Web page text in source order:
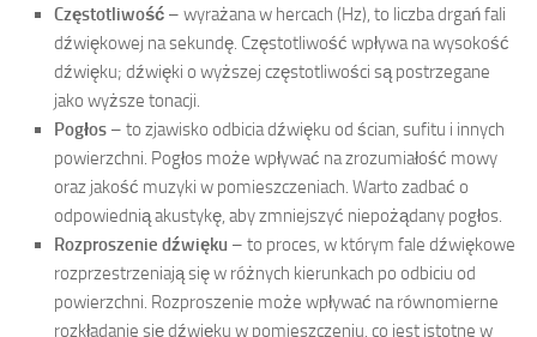
Częstotliwość – wyrażana w hercach (Hz), to liczba drgań fali
dźwiękowej na sekundę. Częstotliwość wpływa na wysokość
dźwięku; dźwięki o wyższej częstotliwości są postrzegane
jako wyższe tonacji.
Pogłos – to zjawisko odbicia dźwięku od ścian, sufitu i innych
powierzchni. Pogłos może wpływać na zrozumiałość mowy
oraz jakość muzyki w pomieszczeniach. Warto zadbać o
odpowiednią akustykę, aby zmniejszyć niepożądany pogłos.
Rozproszenie dźwięku – to proces, w którym fale dźwiękowe
rozprzestrzeniają się w różnych kierunkach po odbiciu od
powierzchni. Rozproszenie może wpływać na równomierne
rozkładanie się dźwięku w pomieszczeniu, co jest istotne w